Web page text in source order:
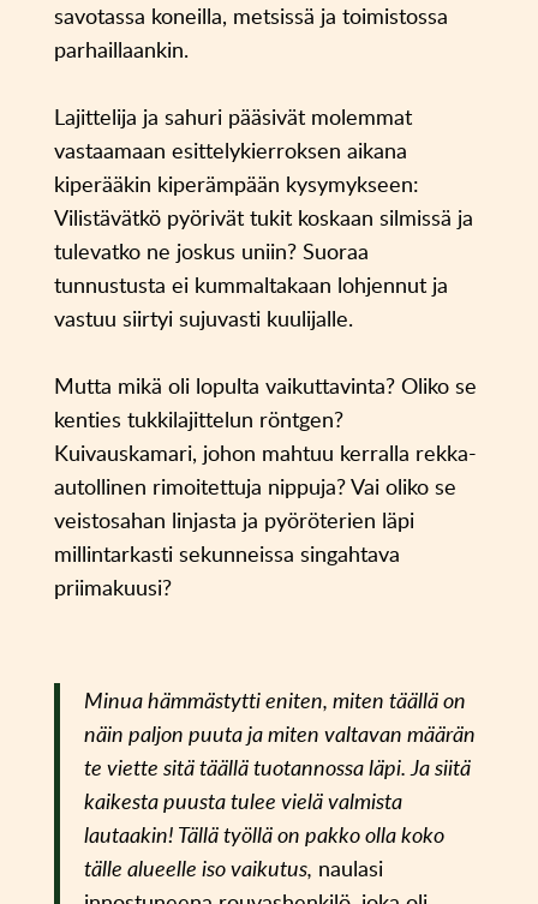
savotassa koneilla, metsissä ja toimistossa
parhaillaankin.
Lajittelija ja sahuri pääsivät molemmat
vastaamaan esittelykierroksen aikana
kiperääkin kiperämpään kysymykseen:
Vilistävätkö pyörivät tukit koskaan silmissä ja
tulevatko ne joskus uniin? Suoraa
tunnustusta ei kummaltakaan lohjennut ja
vastuu siirtyi sujuvasti kuulijalle.
Mutta mikä oli lopulta vaikuttavinta? Oliko se
kenties tukkilajittelun röntgen?
Kuivauskamari, johon mahtuu kerralla rekka-
autollinen rimoitettuja nippuja? Vai oliko se
veistosahan linjasta ja pyöröterien läpi
millintarkasti sekunneissa singahtava
priimakuusi?
Minua hämmästytti eniten, miten täällä on
näin paljon puuta ja miten valtavan määrän
te viette sitä täällä tuotannossa läpi. Ja siitä
kaikesta puusta tulee vielä valmista
lautaakin! Tällä työllä on pakko olla koko
tälle alueelle iso vaikutus, naulasi